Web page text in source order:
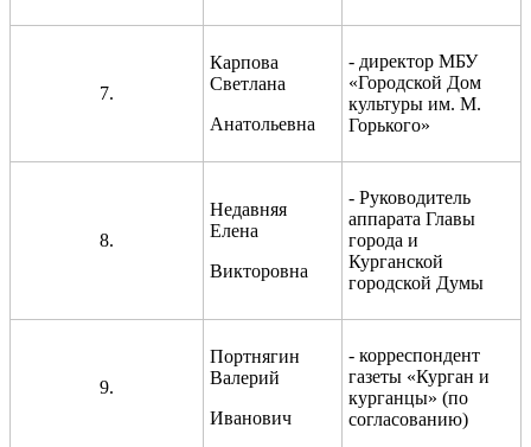
7.
Карпова
Светлана
Анатольевна
- директор МБУ
«Городской Дом
культуры им. М.
Горького»
8.
Недавняя
Елена
Викторовна
- Руководитель
аппарата Главы
города и
Курганской
городской Думы
9.
Портнягин
Валерий
Иванович
- корреспондент
газеты «Курган и
курганцы» (по
согласованию)